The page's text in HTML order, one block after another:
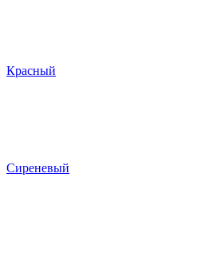
Красный
Сиреневый